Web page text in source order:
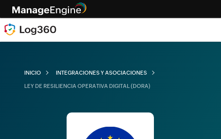
INICIO INTEGRACIONES Y ASOCIACIONES
LEY DE RESILIENCIA OPERATIVA DIGITAL (DORA)